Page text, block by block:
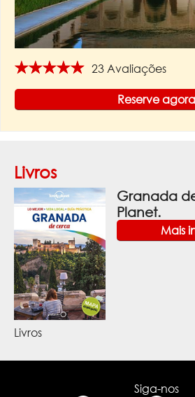
★★★★★ 23 Avaliações
Reserve agora
Livros
Granada
Planet.
Mais
Livros
Siga-nos